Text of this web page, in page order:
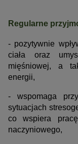
Regularne
- pozytywnie
ciała oraz
mięśniowej, a
energii,
- wspomaga
sytuacjach
co wspiera
naczyniowego,